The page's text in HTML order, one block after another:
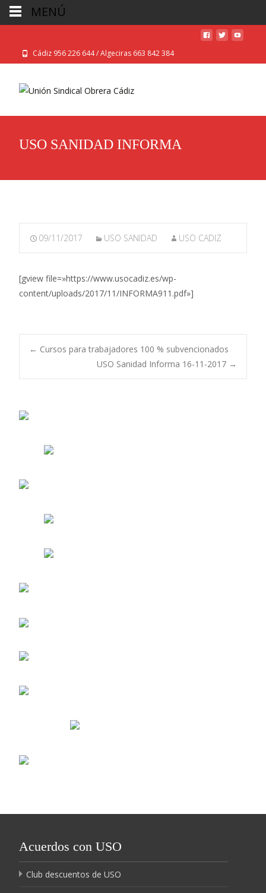
Cádiz 956 226 644 / Algeciras 663 842 384
USO SANIDAD INFORMA
09/11/2017 USO SANIDAD USO CADIZ
[gview file=»https://www.usocadiz.es/wp-
content/uploads/2017/11/INFORMA911.pdf»]
Navegación
← Cursos para trabajadores 100 % subvencionados
USO Sanidad Informa 16-11-2017 →
Acuerdos con USO
Club descuentos de USO
MENÚ